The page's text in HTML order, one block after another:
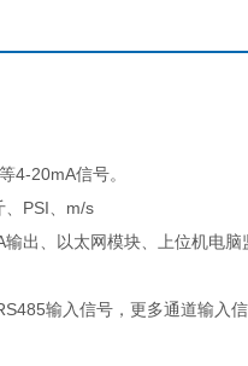
4-20mA信号。
、PSI、m/s
出、以太网模块、上位机电
输入信号，更多通道输入